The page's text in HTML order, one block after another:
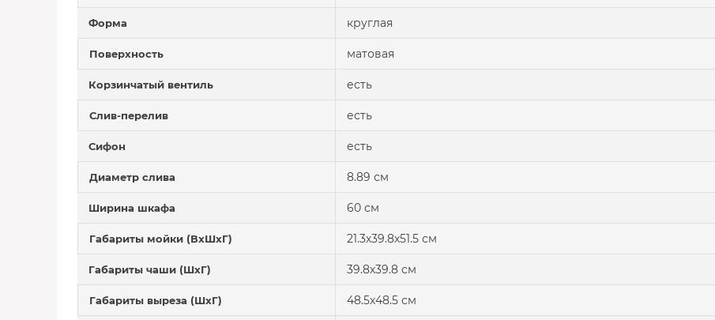
Форма круглая
Поверхность матовая
Корзинчатый вентиль есть
Слив-перелив есть
Сифон есть
Диаметр слива 8.89 см
Ширина шкафа 60 см
Габариты мойки (ВхШхГ) 21.3х39.8х51.5 см
Габариты чаши (ШхГ) 39.8х39.8 см
Габариты выреза (ШхГ) 48.5х48.5 см